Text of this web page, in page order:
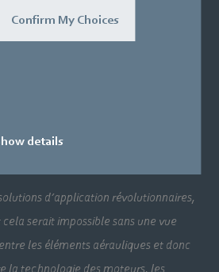
Confirm My Choices
details
d’application révolutionnaires,
serait impossible sans une vue
les éléments aérauliques et donc
la technologie des moteurs, les